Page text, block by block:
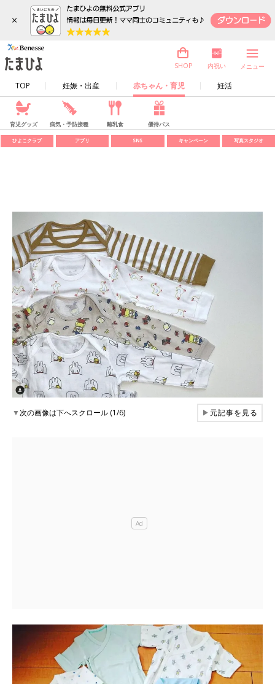
×
TOP 妊娠・出産 赤ちゃん・育児 妊活
SHOP 内祝い メニュー
育児グッズ 病気・予防接種 離乳食 優待パス
ひよこクラブ アプリ SNS キャンペーン 写真スタジオ
▼次の画像は下へスクロール (1/6) ▶元記事を見る